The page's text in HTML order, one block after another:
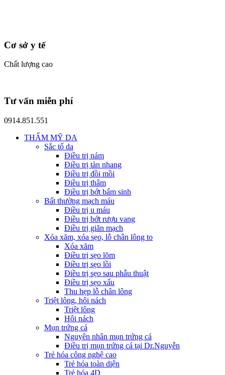
Cơ sở y tế
Chất lượng cao
Tư vấn miễn phí
0914.851.551
THẨM MỸ DA
Sắc tố da
Điều trị nám
Điều trị tàn nhang
Điều trị đồi mồi
Điều trị thâm
Điều trị bớt bẩm sinh
Bất thường mạch máu
Điều trị u máu
Điều trị bớt rượu vang
Điều trị giãn mạch
Xóa xăm, xóa sẹo, lỗ chân lông to
Xóa xăm
Điều trị sẹo lõm
Điều trị sẹo lồi
Điều trị sẹo sau phẫu thuật
Điều trị sẹo xấu
Thu hẹp lỗ chân lông
Triệt lông, hôi nách
Triệt lông
Hôi nách
Mụn trứng cá
Nguyên nhân mụn trứng cá
Điều trị mụn trứng cá tại Dr.Nguyễn
Trẻ hóa công nghệ cao
Trẻ hóa toàn diện
Trẻ hóa 4D